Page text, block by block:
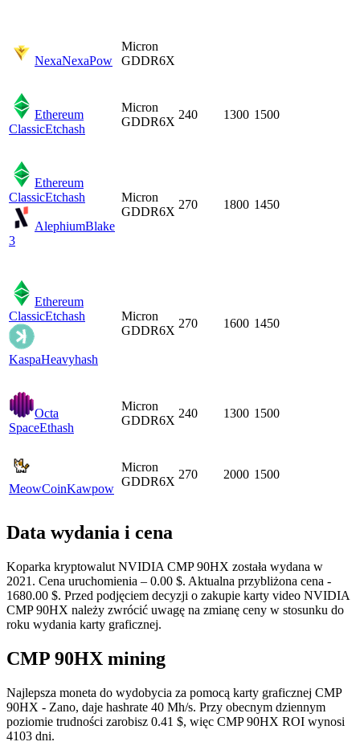
NexaNexaPow
Micron
GDDR6X
Ethereum
ClassicEtchash
Micron
GDDR6X
240 1300 1500
Ethereum
ClassicEtchash
AlephiumBlake
3
Micron
GDDR6X
270 1800 1450
Ethereum
ClassicEtchash
KaspaHeavyhash
Micron
GDDR6X
270 1600 1450
Octa
SpaceEthash
Micron
GDDR6X
240 1300 1500
MeowCoinKawpow
Micron
GDDR6X
270 2000 1500
Data wydania i cena
Koparka kryptowalut NVIDIA CMP 90HX została wydana w
2021. Cena uruchomienia – 0.00 $. Aktualna przybliżona cena -
1680.00 $. Przed podjęciem decyzji o zakupie karty video NVIDIA
CMP 90HX należy zwrócić uwagę na zmianę ceny w stosunku do
roku wydania karty graficznej.
CMP 90HX mining
Najlepsza moneta do wydobycia za pomocą karty graficznej CMP
90HX - Zano, daje hashrate 40 Mh/s. Przy obecnym dziennym
poziomie trudności zarobisz 0.41 $, więc CMP 90HX ROI wynosi
4103 dni.